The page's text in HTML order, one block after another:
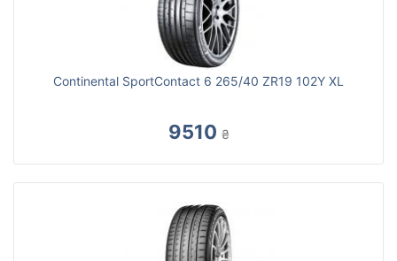
Continental SportContact 6 265/40 ZR19 102Y XL
9510 ₴